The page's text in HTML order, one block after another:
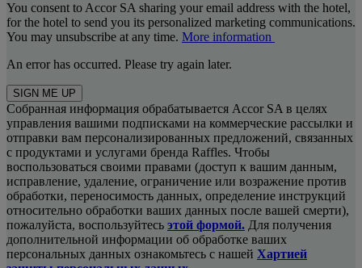
You consent to Accor SA sharing your email address with the hotel,
for the hotel to send you its personalized marketing communications.
You may unsubscribe at any time. More information
An error has occurred. Please try again later.
SIGN ME UP
Собранная информация обрабатывается Accor SA в целях
управления вашими подписками на коммерческие рассылки и
отправки вам персонализированных предложений, связанных
с продуктами и услугами бренда Raffles. Чтобы
воспользоваться своими правами (доступ к вашим данным,
исправление, удаление, ограничение или возражение против
обработки, переносимость данных, определение инструкций
относительно обработки ваших данных после вашей смерти),
пожалуйста, воспользуйтесь этой формой. Для получения
дополнительной информации об обработке ваших
персональных данных ознакомьтесь с нашей Хартией